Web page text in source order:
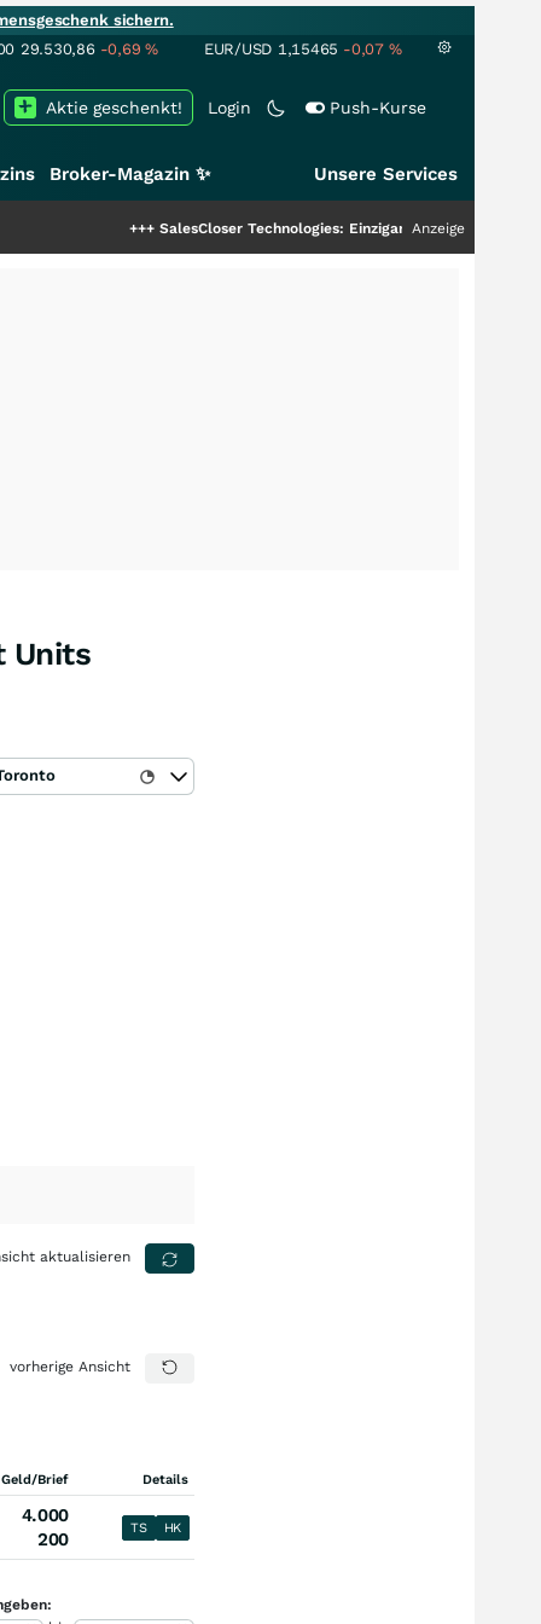
sichern.
29.530,86 -0,69% EUR/USD 1,15465 -0,07 %
Login Push-Kurse
Aktie geschenkt!
Broker-Magazin ✨ Unsere Services
SalesCloser Technologies: Einzigartige Leistung zieht die
Anzeige
Units
aktualisieren
vorherige Ansicht
Geld/Brief Details
4.000
200
TS HK